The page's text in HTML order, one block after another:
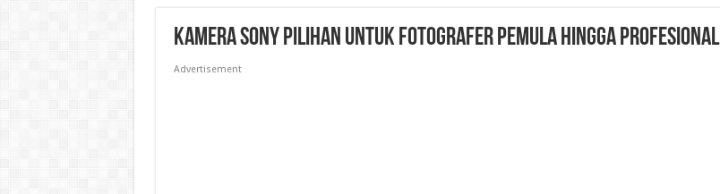
Kamera Sony Pilihan untuk Fotografer Pemula hingga Profesional
Advertisement